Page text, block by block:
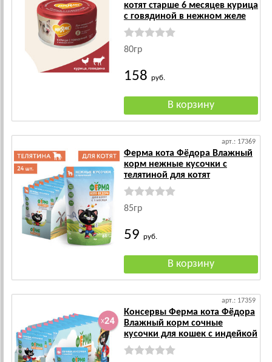
котят старше 6 месяцев курица
с говядиной в нежном желе
80гр
158 руб.
арт.: 17369
Ферма кота Фёдора Влажный
корм нежные кусочки с
телятиной для котят
85гр
59 руб.
арт.: 17359
Консервы Ферма кота Фёдора
Влажный корм сочные
кусочки для кошек с индейкой